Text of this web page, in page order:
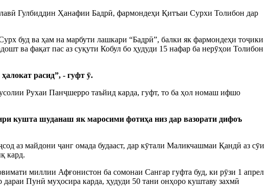
Гулбиддин Ҳанафии Бадрӣ, фармондеҳи Қитъаи Сурхи Толибон дар
буд ва ҳам на марбути лашкари “Бадрӣ”, балки як фармондеҳи тоҷики
ва фақат пас аз суқути Кобул бо ҳудуди 15 нафар ба нерӯҳои Толибон
расид”, - гуфт ӯ.
Рухаи Панҷшерро таъйид карда, гуфт, то ба ҳол номаш ифшо
кушта шуданаш як маросими фотиҳа низ дар вазорати дифоъ
аз майдони ҷанг омада будааст, дар кӯтали Маликчашмаи Қандӣ аз сӯи
кард.
миллии Афғонистон ба сомонаи Сангар гуфта буд, ки рӯзи 1 апрел
Пунӣ муҳосира карда, ҳудуди 50 тани онҳоро куштаву захмӣ